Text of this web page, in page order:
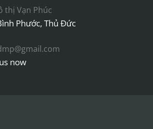
thị Vạn Phúc
Phước, Thủ Đức
now